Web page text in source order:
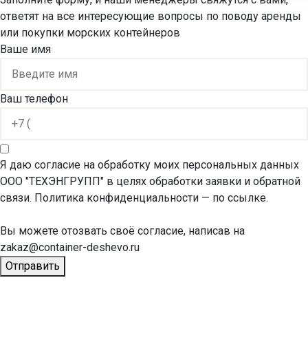
ответят на все интересующие вопросы по поводу аренды
или покупки морских контейнеров
Ваше имя
Ваш телефон
Я даю согласие на обработку моих персональных данных
ООО "ТЕХЭНГРУПП" в целях обработки заявки и обратной
связи. Политика конфиденциальности — по ссылке.
Вы можете отозвать своё согласие, написав на
zakaz@container-deshevo.ru
Отправить